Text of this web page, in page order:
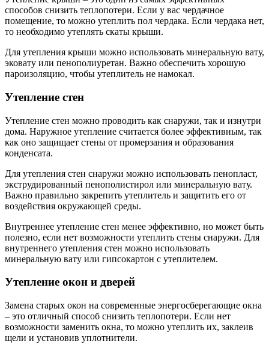
способов снизить теплопотери. Если у вас чердачное
помещение, то можно утеплить пол чердака. Если чердака нет,
то необходимо утеплять скаты крыши.
Для утепления крыши можно использовать минеральную вату,
эковату или пенополиуретан. Важно обеспечить хорошую
пароизоляцию, чтобы утеплитель не намокал.
Утепление стен
Утепление стен можно проводить как снаружи, так и изнутри
дома. Наружное утепление считается более эффективным, так
как оно защищает стены от промерзания и образования
конденсата.
Для утепления стен снаружи можно использовать пенопласт,
экструдированный пенополистирол или минеральную вату.
Важно правильно закрепить утеплитель и защитить его от
воздействия окружающей среды.
Внутреннее утепление стен менее эффективно, но может быть
полезно, если нет возможности утеплить стены снаружи. Для
внутреннего утепления стен можно использовать
минеральную вату или гипсокартон с утеплителем.
Утепление окон и дверей
Замена старых окон на современные энергосберегающие окна
– это отличный способ снизить теплопотери. Если нет
возможности заменить окна, то можно утеплить их, заклеив
щели и установив уплотнители.